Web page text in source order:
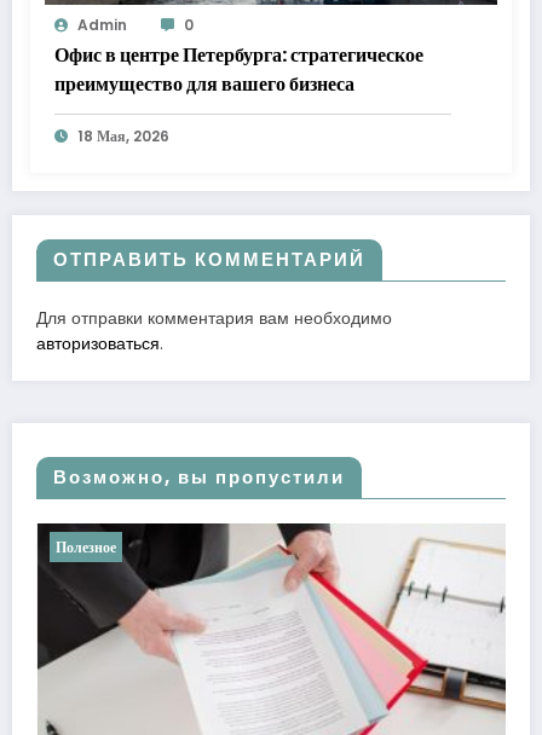
Admin 0
Офис в центре Петербурга: стратегическое
преимущество для вашего бизнеса
18 Мая, 2026
ОТПРАВИТЬ КОММЕНТАРИЙ
Для отправки комментария вам необходимо
авторизоваться.
Возможно, вы пропустили
Полезное